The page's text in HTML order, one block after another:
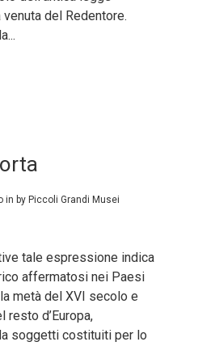
del Redentore.
in by Piccoli Grandi Musei
tale espressione indica
affermatosi nei Paesi
metà del XVI secolo e
d’Europa,
soggetti costituiti per lo